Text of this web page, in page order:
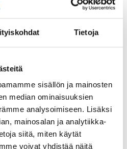
Tietoja
sisällön ja mainosten
median ominaisuuksien
analysoimiseen. Lisäksi
mainosalan ja analytiikka-
siitä, miten käytät
voivat yhdistää näitä
92±3 dB
-40 dB (±3 dB)